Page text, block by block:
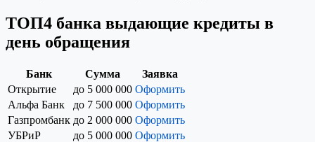
ТОП4 банка выдающие кредиты в
день обращения
Банк Сумма
Заявка
Открытие
до 5 000 000 Оформить
Альфа Банк
до 7 500 000 Оформить
Газпромбанк до 2 000 000 Оформить
УБРиР
до 5 000 000 Оформить